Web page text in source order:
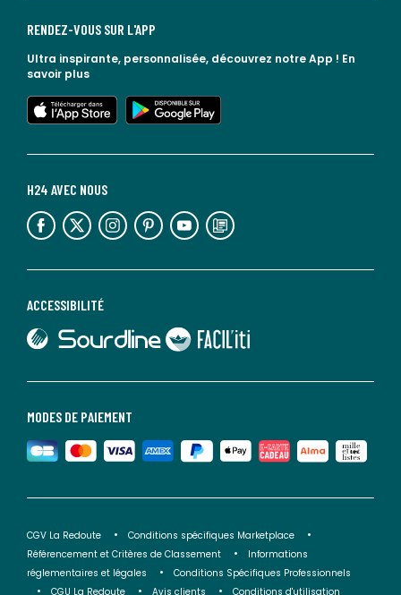
MODES DE PAIEMENT
ACCESSIBILITÉ
lien vers Sourdline
lien vers Faciliti
H24 AVEC NOUS
lien vers l'espace réseaux sociaux lien vers l'espace réseaux sociaux lien vers l'espace réseaux sociaux lien vers l'espace réseaux sociaux lien vers l'espace réseaux sociaux lien vers le blog la redoute
RENDEZ-VOUS SUR L'APP
Ultra inspirante, personnalisée, découvrez notre App ! En
savoir plus
lien vers l'app store
lien vers google play
CGV La Redoute
Conditions spécifiques Marketplace
Référencement et Critères de Classement
Informations
réglementaires et légales
Conditions Spécifiques Professionnels
CGU La Redoute
Avis clients Conditions d'utilisation